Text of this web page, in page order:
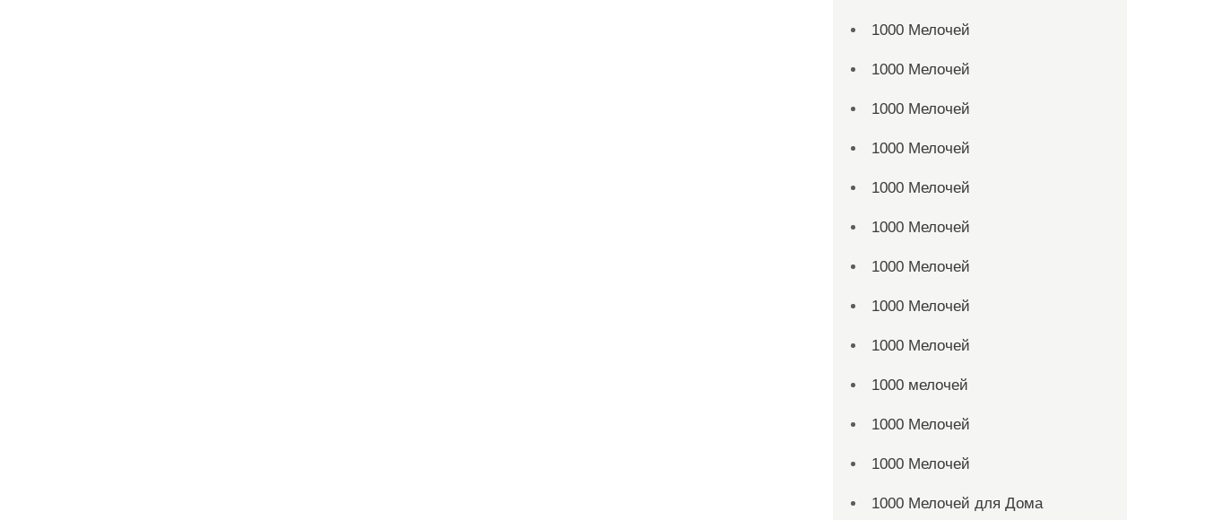
1000 Мелочей
1000 Мелочей
1000 Мелочей
1000 Мелочей
1000 Мелочей
1000 Мелочей
1000 Мелочей
1000 Мелочей
1000 Мелочей
1000 мелочей
1000 Мелочей
1000 Мелочей
1000 Мелочей для Дома